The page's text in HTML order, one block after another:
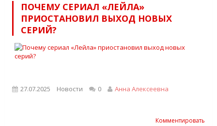
ПОЧЕМУ СЕРИАЛ «ЛЕЙЛА»
ПРИОСТАНОВИЛ ВЫХОД НОВЫХ
СЕРИЙ?
27.07.2025 Новости 0 Анна Алексеевна
Комментировать